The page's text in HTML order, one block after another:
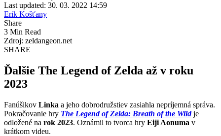
Last updated: 30. 03. 2022 14:59
Erik Košťany
Share
3 Min Read
Zdroj: zeldangeon.net
SHARE
Ďalšie The Legend of Zelda až v roku
2023
Fanúšikov Linka a jeho dobrodružstiev zasiahla nepríjemná správa.
Pokračovanie hry The Legend of Zelda: Breath of the Wildje
odložené na rok 2023. Oznámil to tvorca hry Eiji Aonuma v
krátkom videu.